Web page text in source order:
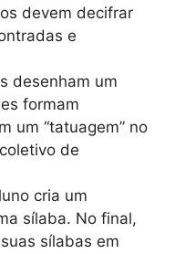
devem decifrar
e
desenham um
formam
um “tatuagem” no
de
cria um
sílaba. No final,
sílabas em